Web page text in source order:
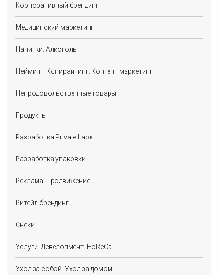
Корпоративный брендинг
Медицинский маркетинг
Напитки. Алкоголь
Нейминг. Копирайтинг. Контент маркетинг
Непродовольственные товары
Продукты
Разработка Private Label
Разработка упаковки
Реклама. Продвижение
Ритейл брендинг
Снеки
Услуги. Девелопмент. HoReCa
Уход за собой. Уход за домом